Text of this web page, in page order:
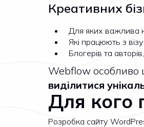
Креативних
Для яких важлива
Які працюють з
Блогерів та
Webflow особливо
виділитися
Для кого
Розробка сайту